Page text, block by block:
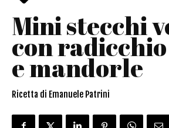
Mini stecchi
con
e mandorle
Ricetta di Emanuele Patrini